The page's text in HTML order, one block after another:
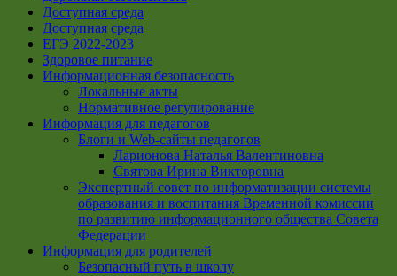
Доступная среда
Доступная среда
ЕГЭ 2022-2023
Здоровое питание
Информационная безопасность
Локальные акты
Нормативное регулирование
Информация для педагогов
Блоги и Web-сайты педагогов
Ларионова Наталья Валентиновна
Святова Ирина Викторовна
Экспертный совет по информатизации системы
образования и воспитания Временной комиссии
по развитию информационного общества Совета
Федерации
Информация для родителей
Безопасный путь в школу